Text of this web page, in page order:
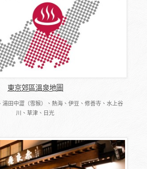
東京郊區溫泉地圖
湯田中澀（雪猴）、熱海、伊豆、修善寺、水上谷
川、草津、日光